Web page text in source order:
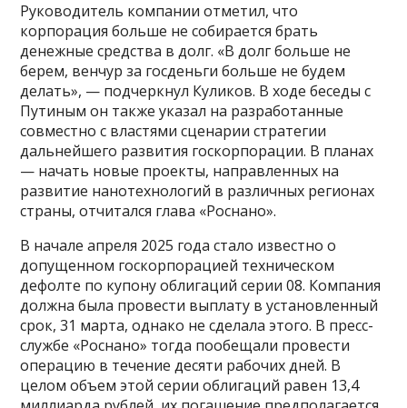
Руководитель компании отметил, что
корпорация больше не собирается брать
денежные средства в долг. «В долг больше не
берем, венчур за госденьги больше не будем
делать», — подчеркнул Куликов. В ходе беседы с
Путиным он также указал на разработанные
совместно с властями сценарии стратегии
дальнейшего развития госкорпорации. В планах
— начать новые проекты, направленных на
развитие нанотехнологий в различных регионах
страны, отчитался глава «Роснано».
В начале апреля 2025 года стало известно о
допущенном госкорпорацией техническом
дефолте по купону облигаций серии 08. Компания
должна была провести выплату в установленный
срок, 31 марта, однако не сделала этого. В пресс-
службе «Роснано» тогда пообещали провести
операцию в течение десяти рабочих дней. В
целом объем этой серии облигаций равен 13,4